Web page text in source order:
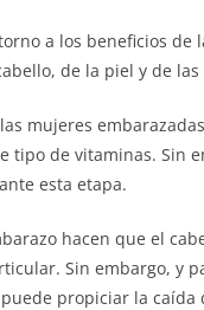
a los beneficios
de la piel y de
mujeres
tipo de vitaminas. Sin
esta etapa.
hacen que el
Sin embargo, y
propiciar la